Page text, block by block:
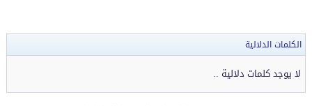
الكلمات الدلالية
لا يوجد كلمات دلالية ..